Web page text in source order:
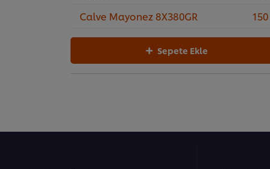
Calve Mayonez 8X380GR
Sepete Ekle